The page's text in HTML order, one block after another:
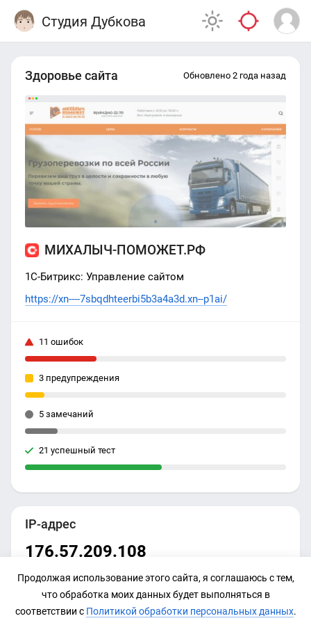
Студия Дубкова
IP-адрес
176.57.209.108
Здоровье сайта Обновлено 2 года назад
МИХАЛЫЧ-ПОМОЖЕТ.РФ
1С-Битрикс: Управление сайтом
https://xn----7sbqdhteerbi5b3a4a3d.xn--p1ai/
11 ошибок
3 предупреждения
5 замечаний
21 успешный тест
Продолжая использование этого сайта, я соглашаюсь с тем,
что обработка моих данных будет выполняться в
соответствии с Политикой обработки персональных данных.